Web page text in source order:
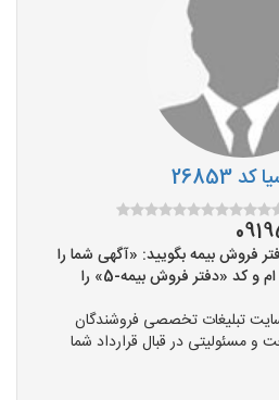
26853
فروش بیمه بگویید: «آگهی شما را
در سایت آگهی بیمه دیده ام و کد «دفتر فروش بیمه-5» را
تبلیغات تخصصی فروشندگان
مسئولیتی در قبال قرارداد شما